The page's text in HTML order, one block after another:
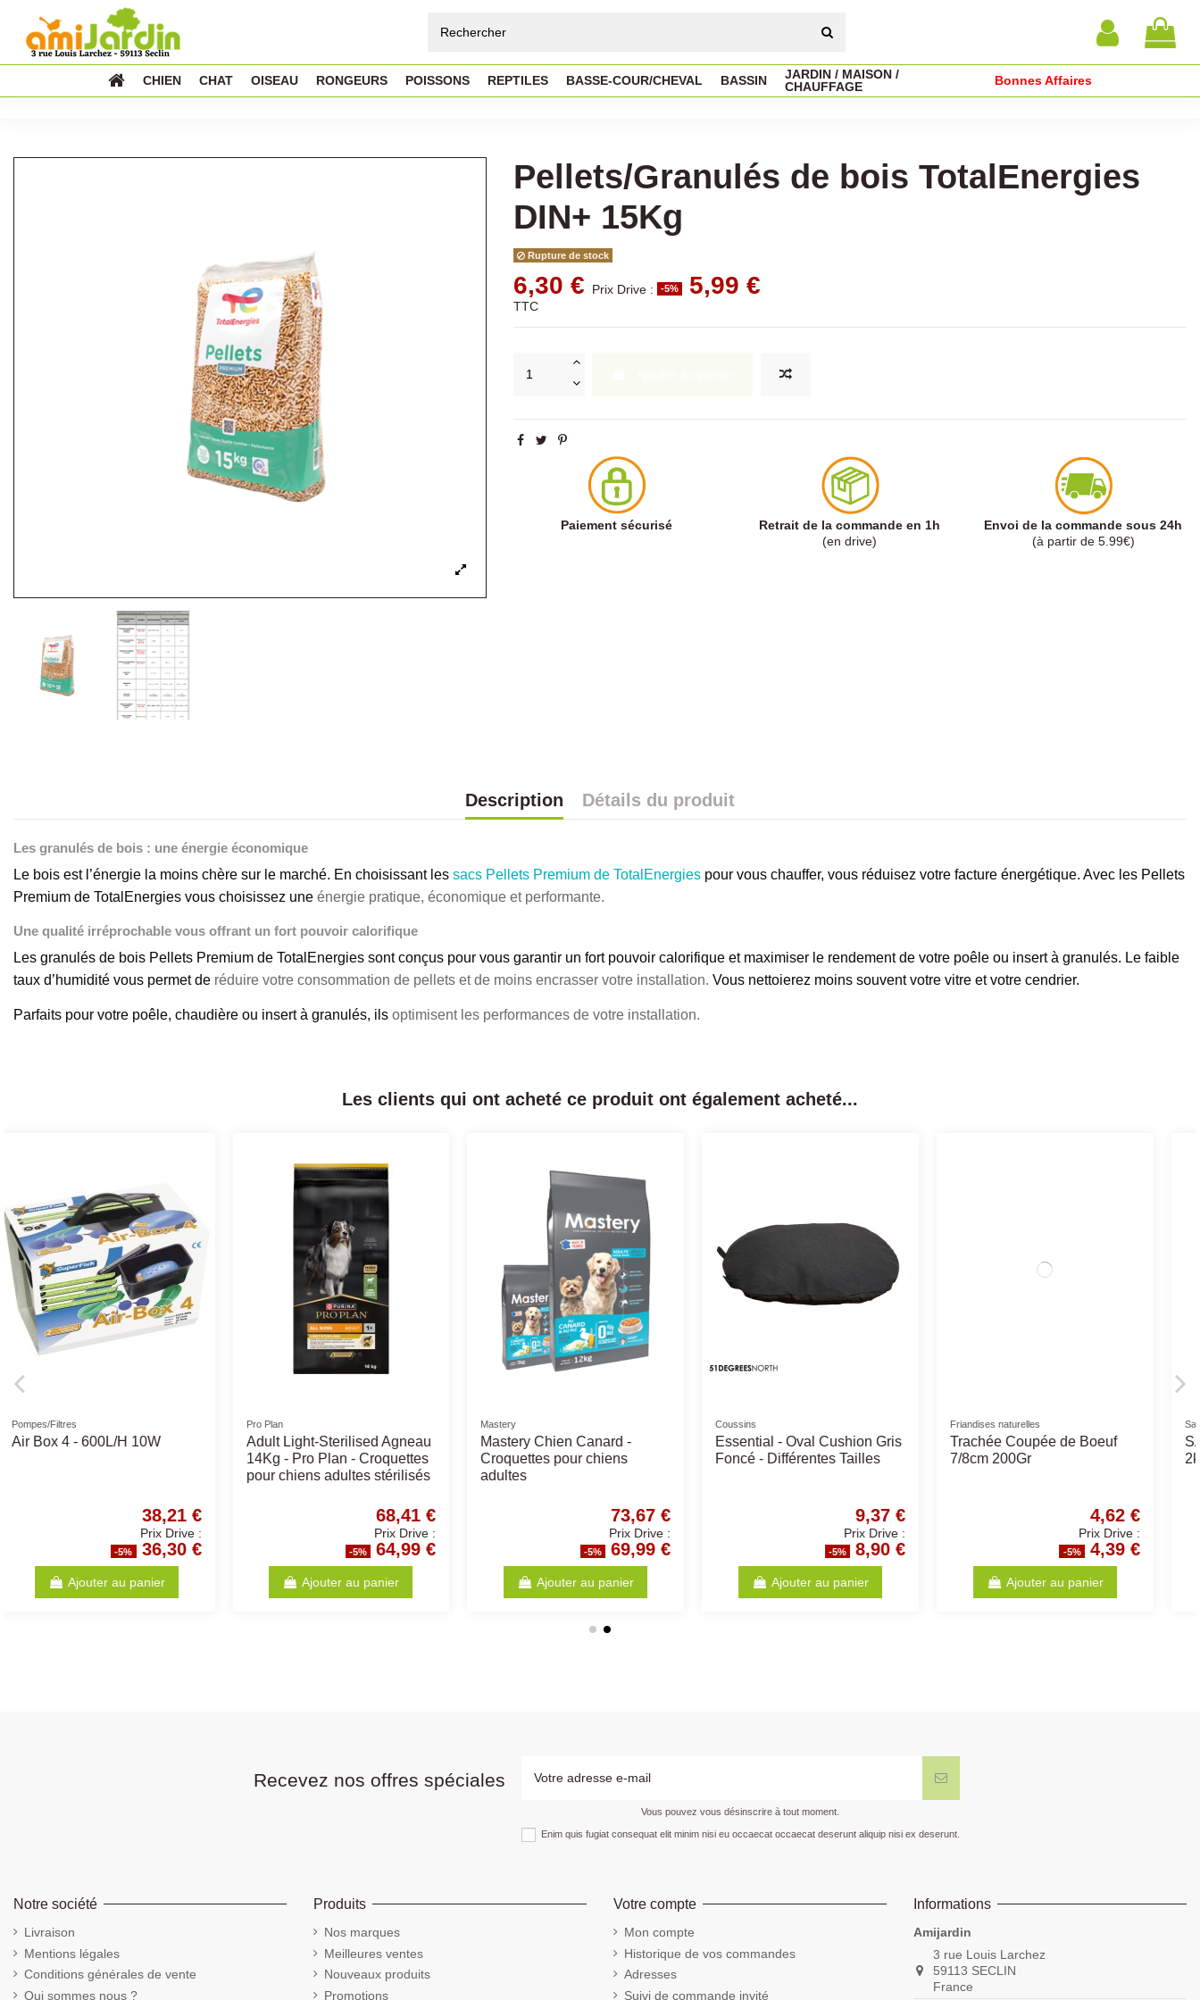
CHIEN CHAT OISEAU RONGEURS POISSONS REPTILES BASSE-COUR/CHEVAL BASSIN
JARDIN / MAISON /
CHAUFFAGE
Bonnes Affaires
Pellets/Granulés de bois TotalEnergies
DIN+ 15Kg
Rupture de stock
6,30 € Prix Drive : -5% 5,99 €
TTC
Paiement sécurisé
Retrait de la commande en 1h
(en drive)
Envoi de la commande sous 24h
(à partir de 5.99€)
Description Détails du produit
Les granulés de bois : une énergie économique
Le bois est l’énergie la moins chère sur le marché. En choisissant les sacs Pellets Premium de TotalEnergies pour vous chauffer, vous réduisez votre facture énergétique. Avec les Pellets
Premium de TotalEnergies vous choisissez une énergie pratique, économique et performante.
Une qualité irréprochable vous offrant un fort pouvoir calorifique
Les granulés de bois Pellets Premium de TotalEnergies sont conçus pour vous garantir un fort pouvoir calorifique et maximiser le rendement de votre poêle ou insert à granulés. Le faible
taux d’humidité vous permet de réduire votre consommation de pellets et de moins encrasser votre installation. Vous nettoierez moins souvent votre vitre et votre cendrier.
Parfaits pour votre poêle, chaudière ou insert à granulés, ils optimisent les performances de votre installation.
Les clients qui ont acheté ce produit ont également acheté...
Friandises naturelles
Trachée Coupée de Boeuf
4,62 €
Prix Drive :
-5% 4,39 €
Ajouter au panier
Sanabelle Croquettes chat
SANABELLE STERILISED
2kg
22,09 €
Prix Drive :
-5% 20,99 €
Ajouter au panier
Litières
Litière Bentonite BabyPowder
12 KG
11,57 €
Prix Drive :
-5% 10,99 €
Ajouter au panier
Mastery
Mastery Chien Senior -
Croquettes pour chiens
73,67 €
Prix Drive :
-5% 69,99 €
Ajouter au panier
Pro Plan
Large Athletic Puppy 12Kg -
Pro Plan - Croquettes pour
56,83 €
Prix Drive :
-5% 53,99 €
Ajouter au panier
Recevez nos offres spéciales
Vous pouvez vous désinscrire à tout moment.
Enim quis fugiat consequat elit minim nisi eu occaecat occaecat deserunt aliquip nisi ex deserunt.
Notre société
Livraison
Mentions légales
Conditions générales de vente
Qui sommes nous ?
Produits
Nos marques
Meilleures ventes
Nouveaux produits
Promotions
Votre compte
Mon compte
Historique de vos commandes
Adresses
Suivi de commande invité
Informations
Amijardin
3 rue Louis Larchez
59113 SECLIN
France